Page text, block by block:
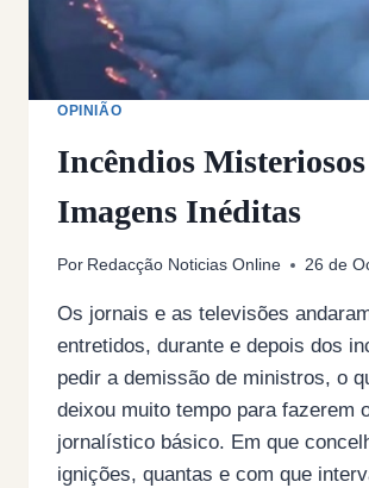
OPINIÃO
Incêndios
Imagens Inéditas
Por Redacção Noticias Online 26 de
Os jornais e as televisões
entretidos, durante e depois dos
pedir a demissão de ministros, o
deixou muito tempo para fazerem
jornalístico básico. Em que
ignições, quantas e com que